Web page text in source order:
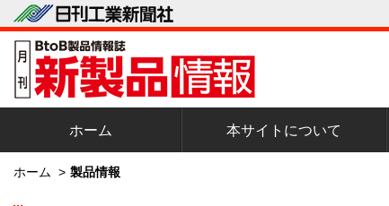
ホーム 本サイトについて
ホーム > 製品情報